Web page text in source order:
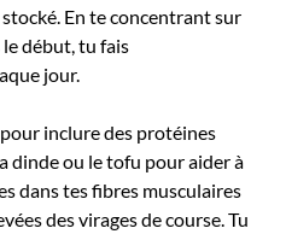
En te concentrant sur
le début, tu fais
jour.
inclure des protéines
dinde ou le tofu pour aider à
dans tes fibres musculaires
des virages de course. Tu